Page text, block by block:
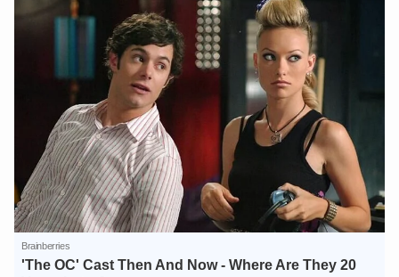
XIN CHÀO,
TÔI LÀ CHATBOT CỦA
Hãy hỏi tôi bất kỳ điều gì bạn cần biết về
An Ninh Thủ Đô nhé. Tôi sẵn sàng hỗ trợ!